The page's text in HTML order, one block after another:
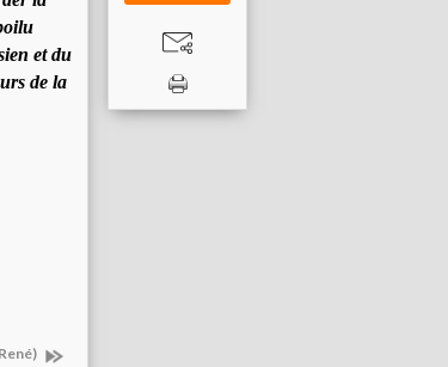
et du
de la